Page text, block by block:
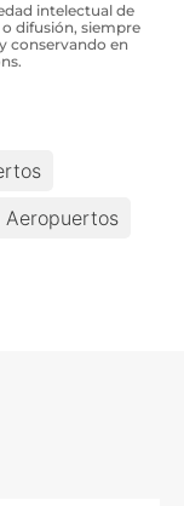
intelectual de
difusión, siempre
conservando en
Aeropuertos